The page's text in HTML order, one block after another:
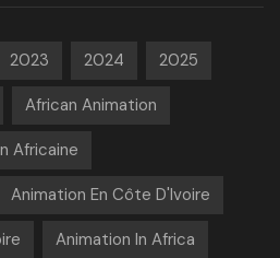
2023 2024 2025
African Animation
Africaine
Animation En Côte D'Ivoire
Animation In Africa